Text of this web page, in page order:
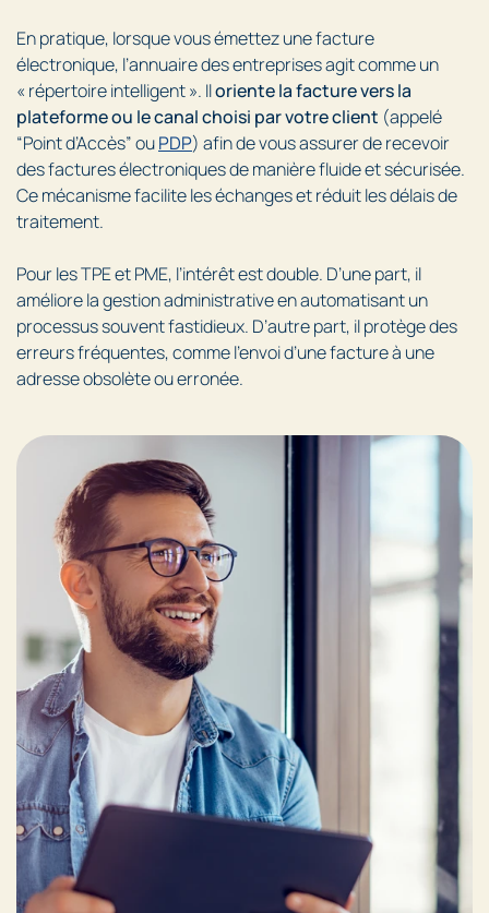
En pratique, lorsque vous émettez une facture
électronique, l’annuaire des entreprises agit comme un
« répertoire intelligent ». Iloriente la facture vers la
plateforme ou le canal choisi par votre client (appelé
“Point d’Accès” ouPDP) afin de vous assurer de recevoir
des factures électroniques de manière fluide et sécurisée.
Ce mécanisme facilite les échanges et réduit les délais de
traitement.
Pour les TPE et PME, l’intérêt est double. D’une part, il
améliore la gestion administrative en automatisant un
processus souvent fastidieux. D’autre part, il protège des
erreurs fréquentes, comme l’envoi d’une facture à une
adresse obsolète ou erronée.